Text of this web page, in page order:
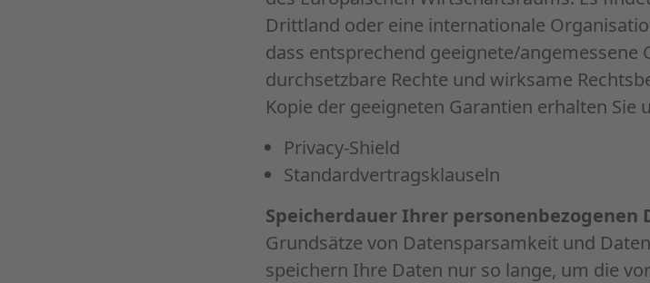
Drittland oder eine internationale
dass entsprechend geeignete/
durchsetzbare Rechte und wirksame
Kopie der geeigneten Garantien erhalten Sie
Privacy-Shield
Standardvertragsklauseln
Speicherdauer Ihrer personenbezogenen
Grundsätze von Datensparsamkeit und
speichern Ihre Daten nur so lange, um die